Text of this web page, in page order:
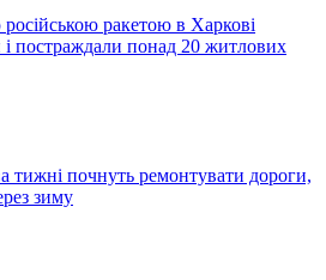
ракетою в Харкові
постраждали понад 20 житлових
тижні почнуть ремонтувати дороги,
зиму